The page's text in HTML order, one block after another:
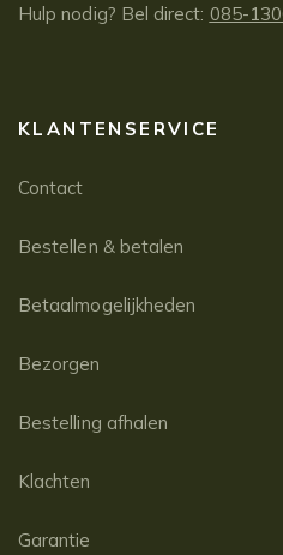
Hulp nodig? Bel direct: 085-
KLANTENSERVICE
Contact
Bestellen & betalen
Betaalmogelijkheden
Bezorgen
Bestelling afhalen
Klachten
Garantie